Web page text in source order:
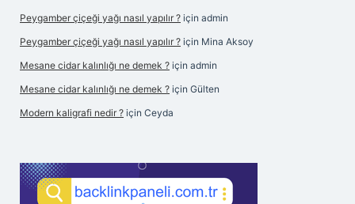
Peygamber çiçeği yağı nasıl yapılır ? için admin
Peygamber çiçeği yağı nasıl yapılır ? için Mina Aksoy
Mesane cidar kalınlığı ne demek ? için admin
Mesane cidar kalınlığı ne demek ? için Gülten
Modern kaligrafi nedir ? için Ceyda